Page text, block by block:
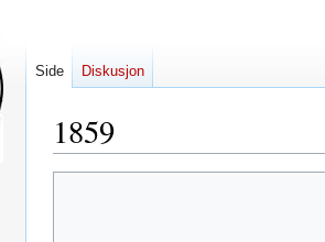
1859
Side Diskusjon